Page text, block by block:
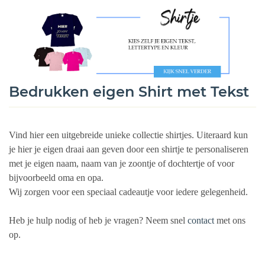
Bedrukken eigen Shirt met Tekst
Vind hier een uitgebreide unieke collectie shirtjes. Uiteraard kun
je hier je eigen draai aan geven door een shirtje te personaliseren
met je eigen naam, naam van je zoontje of dochtertje of voor
bijvoorbeeld oma en opa.
Wij zorgen voor een speciaal cadeautje voor iedere gelegenheid.
Heb je hulp nodig of heb je vragen? Neem snel contact met ons
op.